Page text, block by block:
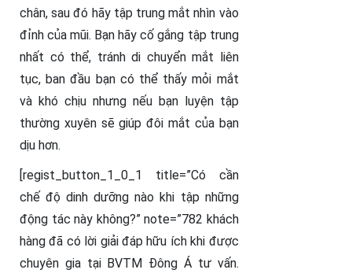
chân, sau đó hãy tập trung mắt nhìn vào
đỉnh của mũi. Bạn hãy cố gắng tập trung
nhất có thể, tránh di chuyển mắt liên
tục, ban đầu bạn có thể thấy mỏi mắt
và khó chịu nhưng nếu bạn luyện tập
thường xuyên sẽ giúp đôi mắt của bạn
dịu hơn.
[regist_button_1_0_1 title=”Có cần
chế độ dinh dưỡng nào khi tập những
động tác này không?” note=”782 khách
hàng đã có lời giải đáp hữu ích khi được
chuyên gia tại BVTM Đông Á tư vấn.